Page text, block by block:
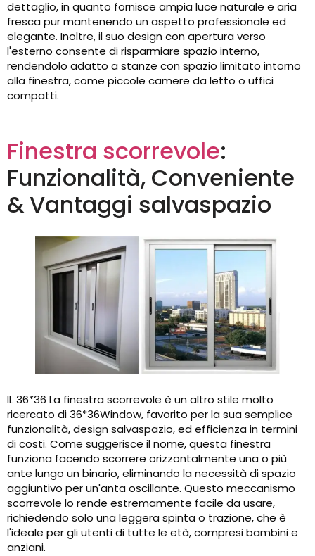
dettaglio, in quanto fornisce ampia luce naturale e aria
fresca pur mantenendo un aspetto professionale ed
elegante. Inoltre, il suo design con apertura verso
l'esterno consente di risparmiare spazio interno,
rendendolo adatto a stanze con spazio limitato intorno
alla finestra, come piccole camere da letto o uffici
compatti.
Finestra scorrevole:
Funzionalità, Conveniente
& Vantaggi salvaspazio
IL 36*36 La finestra scorrevole è un altro stile molto
ricercato di 36*36Window, favorito per la sua semplice
funzionalità, design salvaspazio, ed efficienza in termini
di costi. Come suggerisce il nome, questa finestra
funziona facendo scorrere orizzontalmente una o più
ante lungo un binario, eliminando la necessità di spazio
aggiuntivo per un'anta oscillante. Questo meccanismo
scorrevole lo rende estremamente facile da usare,
richiedendo solo una leggera spinta o trazione, che è
l'ideale per gli utenti di tutte le età, compresi bambini e
anziani.